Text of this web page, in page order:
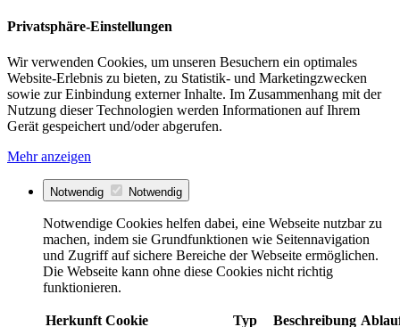
Privatsphäre-Einstellungen
Wir verwenden Cookies, um unseren Besuchern ein optimales
Website-Erlebnis zu bieten, zu Statistik- und Marketingzwecken
sowie zur Einbindung externer Inhalte. Im Zusammenhang mit der
Nutzung dieser Technologien werden Informationen auf Ihrem
Gerät gespeichert und/oder abgerufen.
Mehr anzeigen
Notwendig Notwendig
Notwendige Cookies helfen dabei, eine Webseite nutzbar zu
machen, indem sie Grundfunktionen wie Seitennavigation
und Zugriff auf sichere Bereiche der Webseite ermöglichen.
Die Webseite kann ohne diese Cookies nicht richtig
funktionieren.
Herkunft Cookie Typ Beschreibung